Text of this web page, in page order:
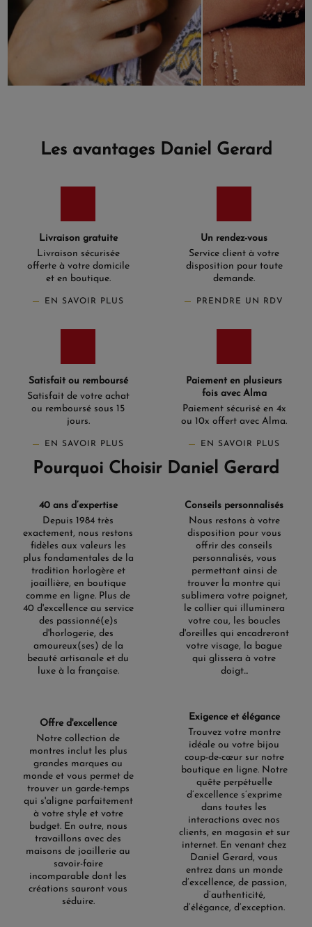
Les avantages Daniel Gerard
Livraison gratuite
Livraison sécurisée
offerte à votre domicile
et en boutique.
EN SAVOIR PLUS
Un rendez-vous
Service client à votre
disposition pour toute
demande.
PRENDRE UN RDV
Satisfait ou remboursé
Satisfait de votre achat
ou remboursé sous 15
jours.
EN SAVOIR PLUS
Paiement en plusieurs
fois avec Alma
Paiement sécurisé en 4x
ou 10x offert avec Alma.
EN SAVOIR PLUS
Pourquoi Choisir Daniel Gerard
40 ans d’expertise
Depuis 1984 très
exactement, nous restons
fidèles aux valeurs les
plus fondamentales de la
tradition horlogère et
joaillière, en boutique
comme en ligne. Plus de
40 d'excellence au service
des passionné(e)s
d'horlogerie, des
amoureux(ses) de la
beauté artisanale et du
luxe à la française.
Conseils personnalisés
Nous restons à votre
disposition pour vous
offrir des conseils
personnalisés, vous
permettant ainsi de
trouver la montre qui
sublimera votre poignet,
le collier qui illuminera
votre cou, les boucles
d'oreilles qui encadreront
votre visage, la bague
qui glissera à votre
doigt...
Offre d'excellence
Notre collection de
montres inclut les plus
grandes marques au
monde et vous permet de
trouver un garde-temps
qui s'aligne parfaitement
à votre style et votre
budget. En outre, nous
travaillons avec des
maisons de joaillerie au
savoir-faire
incomparable dont les
créations sauront vous
séduire.
Exigence et élégance
Trouvez votre montre
idéale ou votre bijou
coup-de-cœur sur notre
boutique en ligne. Notre
quête perpétuelle
d’excellence s’exprime
dans toutes les
interactions avec nos
clients, en magasin et sur
internet. En venant chez
Daniel Gerard, vous
entrez dans un monde
d’excellence, de passion,
d’authenticité,
d’élégance, d’exception.